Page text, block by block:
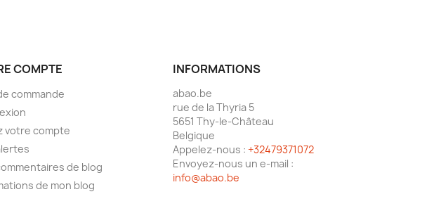
COMPTE
commande
votre compte
de blog
de mon blog
INFORMATIONS
abao.be
rue de la Thyria 5
5651 Thy-le-Château
Belgique
Appelez-nous : +32479371072
Envoyez-nous un e-mail :
info@abao.be